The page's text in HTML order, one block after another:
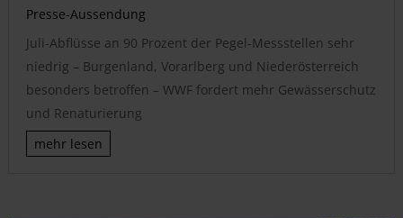
Presse-Aussendung
Juli-Abflüsse an 90 Prozent der Pegel-Messstellen sehr
niedrig – Burgenland, Vorarlberg und Niederösterreich
besonders betroffen – WWF fordert mehr Gewässerschutz
und Renaturierung
mehr lesen